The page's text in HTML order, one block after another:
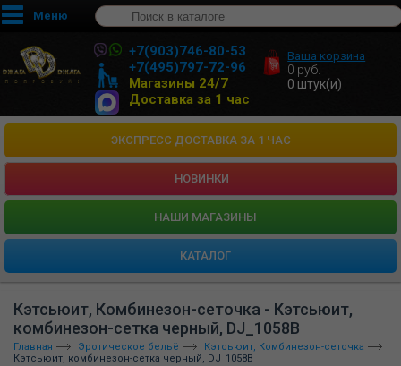
Меню
+7(903)746-80-53
+7(495)797-72-96
Магазины 24/7
Доставка за 1 час
Ваша корзина
0 руб.
0 штук(и)
ЭКСПРЕСС ДОСТАВКА ЗА 1 ЧАС
НОВИНКИ
HАШИ МАГАЗИНЫ
КАТАЛОГ
Кэтсьюит, Комбинезон-сеточка - Кэтсьюит,
комбинезон-сетка черный, DJ_1058B
Главная Эротическое бельё
Кэтсьюит, Комбинезон-сеточка
Кэтсьюит, комбинезон-сетка черный, DJ_1058B